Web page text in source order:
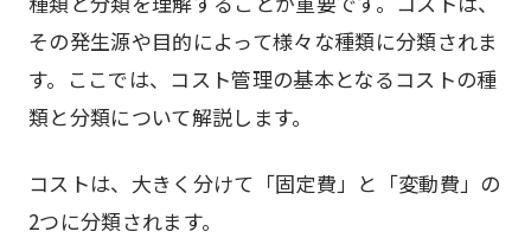
その発生源や目的によって様々な種類に分類されま
す。ここでは、コスト管理の基本となるコストの種
類と分類について解説します。
コストは、大きく分けて「固定費」と「変動費」の
2つに分類されます。